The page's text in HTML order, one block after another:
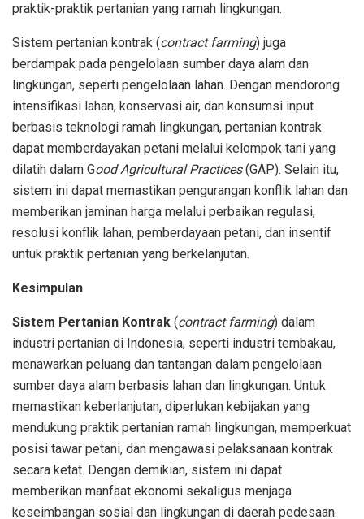
praktik-praktik pertanian yang ramah lingkungan.
Sistem pertanian kontrak (contract farming) juga
berdampak pada pengelolaan sumber daya alam dan
lingkungan, seperti pengelolaan lahan. Dengan mendorong
intensifikasi lahan, konservasi air, dan konsumsi input
berbasis teknologi ramah lingkungan, pertanian kontrak
dapat memberdayakan petani melalui kelompok tani yang
dilatih dalam Good Agricultural Practices(GAP). Selain itu,
sistem ini dapat memastikan pengurangan konflik lahan dan
memberikan jaminan harga melalui perbaikan regulasi,
resolusi konflik lahan, pemberdayaan petani, dan insentif
untuk praktik pertanian yang berkelanjutan.
Kesimpulan
Sistem Pertanian Kontrak (contract farming) dalam
industri pertanian di Indonesia, seperti industri tembakau,
menawarkan peluang dan tantangan dalam pengelolaan
sumber daya alam berbasis lahan dan lingkungan. Untuk
memastikan keberlanjutan, diperlukan kebijakan yang
mendukung praktik pertanian ramah lingkungan, memperkuat
posisi tawar petani, dan mengawasi pelaksanaan kontrak
secara ketat. Dengan demikian, sistem ini dapat
memberikan manfaat ekonomi sekaligus menjaga
keseimbangan sosial dan lingkungan di daerah pedesaan.